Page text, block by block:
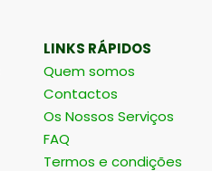
LINKS RÁPIDOS
Quem somos
Contactos
Os Nossos Serviços
FAQ
Termos e condições